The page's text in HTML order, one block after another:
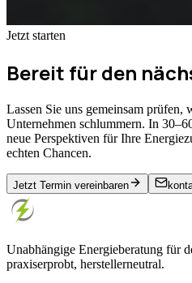
Jetzt starten
Bereit für den
Lassen Sie uns gemeinsam prüfen,
Unternehmen schlummern. In
neue Perspektiven für Ihre
echten Chancen.
Jetzt Termin vereinbaren
Unabhängige Energieberatung für
praxiserprobt, herstellerneutral.